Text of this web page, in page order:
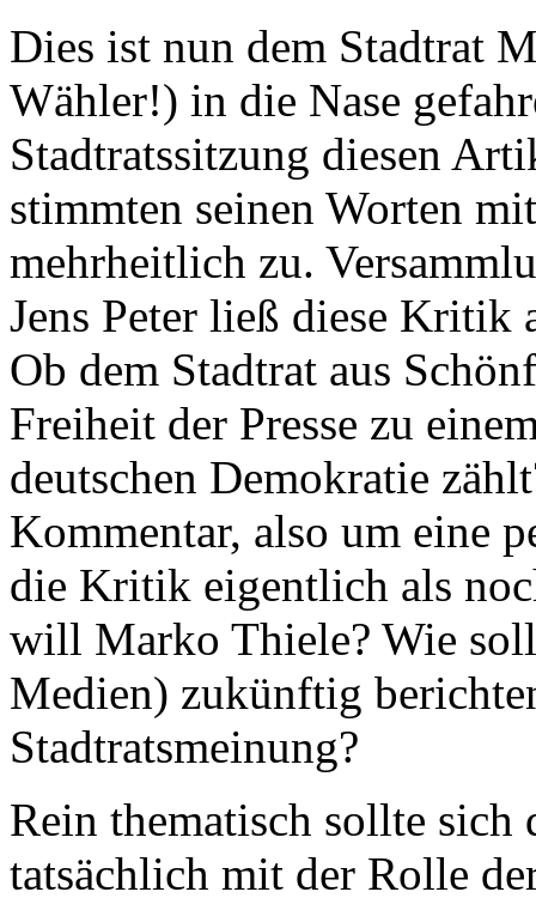
Dies ist nun dem Stadtrat
Wähler!) in die Nase
Stadtratssitzung diesen
stimmten seinen Worten
mehrheitlich zu.
Jens Peter ließ diese
Ob dem Stadtrat aus
Freiheit der Presse zu
deutschen Demokratie
Kommentar, also um eine
die Kritik eigentlich als
will Marko Thiele? Wie
Medien) zukünftig
Stadtratsmeinung?
Rein thematisch sollte sich
tatsächlich mit der Rolle